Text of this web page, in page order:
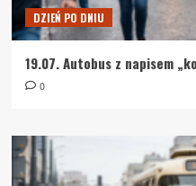
DZIEŃ PO DNIU
19.07. Autobus z napisem
0